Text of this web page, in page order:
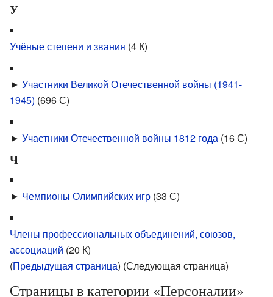
У
Учёные степени и звания (4 К)
► Участники Великой Отечественной войны (1941-
1945) (696 С)
► Участники Отечественной войны 1812 года (16 С)
Ч
► Чемпионы Олимпийских игр (33 С)
Члены профессиональных объединений, союзов,
ассоциаций (20 К)
(Предыдущая страница) (Следующая страница)
Страницы в категории «Персоналии»